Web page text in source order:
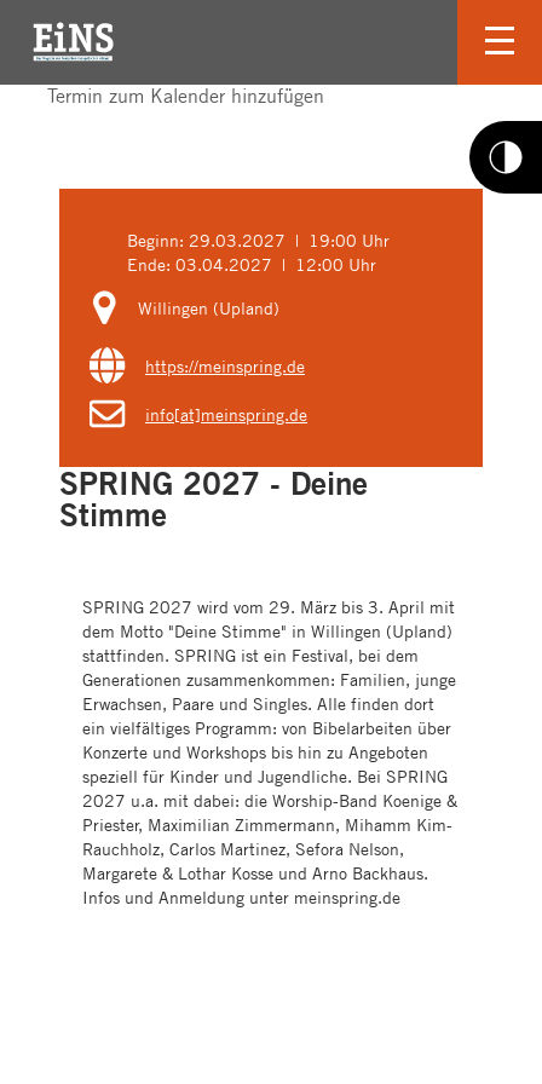
Termin zum Kalender hinzufügen
Beginn: 29.03.2027 | 19:00 Uhr
Ende: 03.04.2027 | 12:00 Uhr
Willingen (Upland)
https://meinspring.de
info[at]meinspring.de
SPRING 2027 - Deine
Stimme
SPRING 2027 wird vom 29. März bis 3. April mit
dem Motto "Deine Stimme" in Willingen (Upland)
stattfinden. SPRING ist ein Festival, bei dem
Generationen zusammenkommen: Familien, junge
Erwachsen, Paare und Singles. Alle finden dort
ein vielfältiges Programm: von Bibelarbeiten über
Konzerte und Workshops bis hin zu Angeboten
speziell für Kinder und Jugendliche. Bei SPRING
2027 u.a. mit dabei: die Worship-Band Koenige &
Priester, Maximilian Zimmermann, Mihamm Kim-
Rauchholz, Carlos Martinez, Sefora Nelson,
Margarete & Lothar Kosse und Arno Backhaus.
Infos und Anmeldung unter meinspring.de